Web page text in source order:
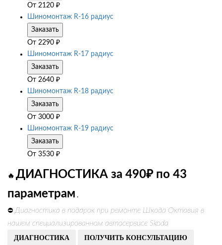
От 2120 ₽
Шиномонтаж R-16 радиус
Заказать
От 2290 ₽
Шиномонтаж R-17 радиус
Заказать
От 2640 ₽
Шиномонтаж R-18 радиус
Заказать
От 3000 ₽
Шиномонтаж R-19 радиус
Заказать
От 3530 ₽
🔥 ДИАГНОСТИКА за 490₽ по 43
параметрам .
⛔ Диагностика в подарок при ремонте Шкода Октавия в
нашем специализированном автосервисе Skoda
ДИАГНОСТИКА ПОЛУЧИТЬ КОНСУЛЬТАЦИЮ